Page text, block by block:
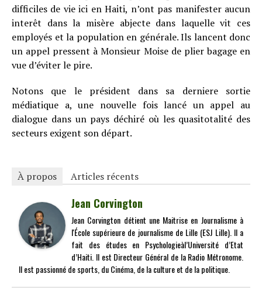
difficiles de vie ici en Haiti, n’ont pas manifester aucun
interêt dans la misère abjecte dans laquelle vit ces
employés et la population en générale. Ils lancent donc
un appel pressent à Monsieur Moise de plier bagage en
vue d’éviter le pire.
Notons que le président dans sa derniere sortie
médiatique a, une nouvelle fois lancé un appel au
dialogue dans un pays déchiré où les quasitotalité des
secteurs exigent son départ.
À propos Articles récents
Jean Corvington
Jean Corvington détient une Maitrise en Journalisme à
l'École supérieure de journalisme de Lille (ESJ Lille). Il a
fait des études en Psychologieàl’Université d’Etat
d’Haiti. Il est Directeur Général de la Radio Métronome.
Il est passionné de sports, du Cinéma, de la culture et de la politique.